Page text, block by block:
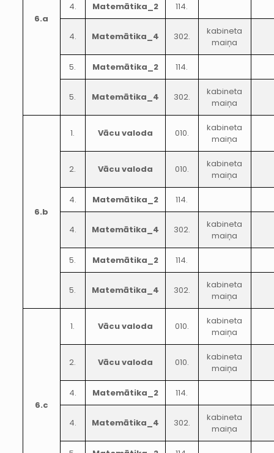
6.a
4. Matemātika_2 114.
4. Matemātika_4 302.
kabineta
maiņa
5. Matemātika_2 114.
5. Matemātika_4 302.
kabineta
maiņa
6.b
1. Vācu valoda 010.
kabineta
maiņa
2. Vācu valoda 010.
kabineta
maiņa
4. Matemātika_2 114.
4. Matemātika_4 302.
kabineta
maiņa
5. Matemātika_2 114.
5. Matemātika_4 302.
kabineta
maiņa
6.c
1. Vācu valoda 010.
kabineta
maiņa
2. Vācu valoda 010.
kabineta
maiņa
4. Matemātika_2 114.
4. Matemātika_4 302.
kabineta
maiņa